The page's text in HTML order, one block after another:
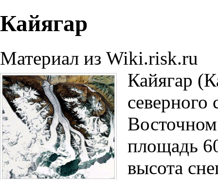
Кайягар
Материал из Wiki.risk.ru
Кайягар
северного
площадь
высота